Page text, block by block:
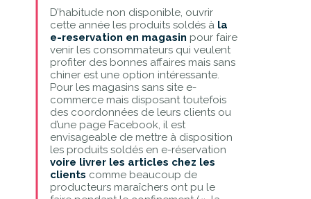
D’habitude non disponible, ouvrir
cette année les produits soldés à la
e-reservation en magasin pour faire
venir les consommateurs qui veulent
profiter des bonnes affaires mais sans
chiner est une option intéressante.
Pour les magasins sans site e-
commerce mais disposant toutefois
des coordonnées de leurs clients ou
d’une page Facebook, il est
envisageable de mettre à disposition
les produits soldés en e-réservation
voire livrer les articles chez les
clients comme beaucoup de
producteurs maraîchers ont pu le